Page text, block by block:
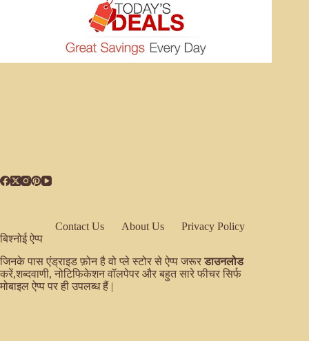
Contact Us About Us
Privacy Policy
बिश्नोई ऐप्प
जिनके पास एंड्राइड फ़ोन है वो प्ले स्टोर से ऐप्प जरूरडाउनलोड
करें,शब्दवाणी, नोटिफिकेशन वॉलपेपर और बहुत सारे फीचर सिर्फ
मोबाइल ऐप्प पर ही उपलब्ध हैं |